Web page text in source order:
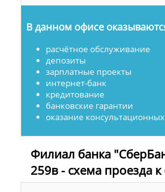
В данном офисе
расчётное обслуживание
депозиты
зарплатные проекты
интернет-банк
кредитование
банковские гарантии
оказание
Филиал банка
259в - схема проезда